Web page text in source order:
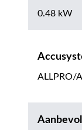
0.48 kW
ALLPRO/